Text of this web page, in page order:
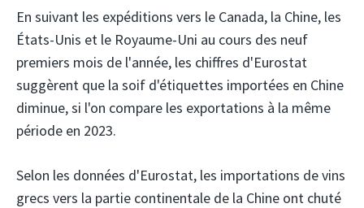
En suivant les expéditions vers le Canada, la Chine, les
États-Unis et le Royaume-Uni au cours des neuf
premiers mois de l'année, les chiffres d'Eurostat
suggèrent que la soif d'étiquettes importées en Chine
diminue, si l'on compare les exportations à la même
période en 2023.
Selon les données d'Eurostat, les importations de vins
grecs vers la partie continentale de la Chine ont chuté